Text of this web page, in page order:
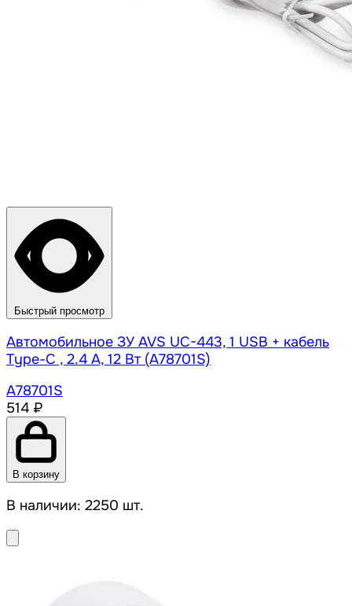
Быстрый просмотр
Автомобильное ЗУ AVS UC-443, 1 USB + кабель
Type-C , 2.4 А, 12 Вт (A78701S)
A78701S
514 ₽
В корзину
В наличии: 2250 шт.